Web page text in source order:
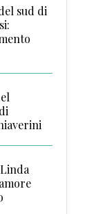
sud di